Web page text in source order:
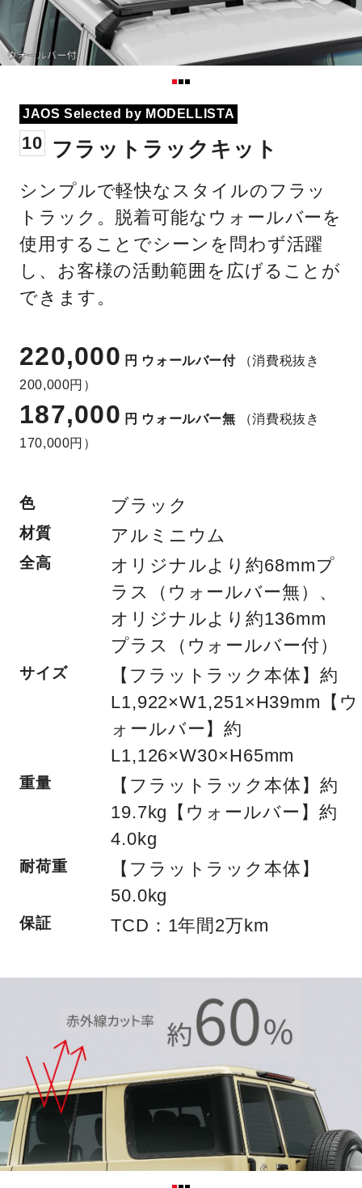
JAOS Selected by MODELLISTA
10 フラットラックキット
シンプルで軽快なスタイルのフラッ
トラック。脱着可能なウォールバーを
使用することでシーンを問わず活躍
し、お客様の活動範囲を広げることが
できます。
220,000 円 ウォールバー付
（消費税抜き
200,000円）
187,000 円 ウォールバー無
（消費税抜き
170,000円）
色 ブラック
材質 アルミニウム
全高
オリジナルより約68mmプ
ラス（ウォールバー無）、
オリジナルより約136mm
プラス（ウォールバー付）
サイズ
【フラットラック本体】約
L1,922×W1,251×H39mm【ウ
ォールバー】約
L1,126×W30×H65mm
重量
【フラットラック本体】約
19.7kg【ウォールバー】約
4.0kg
耐荷重
【フラットラック本体】
50.0kg
保証 TCD：1年間2万km